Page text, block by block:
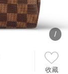
/
收藏